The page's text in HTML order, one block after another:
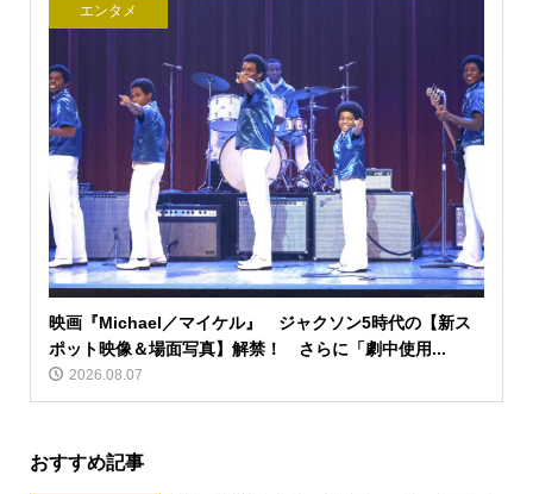
エンタメ
映画『Michael／マイケル』 ジャクソン5時代の【新ス
ポット映像＆場面写真】解禁！ さらに「劇中使用...
2026.08.07
おすすめ記事